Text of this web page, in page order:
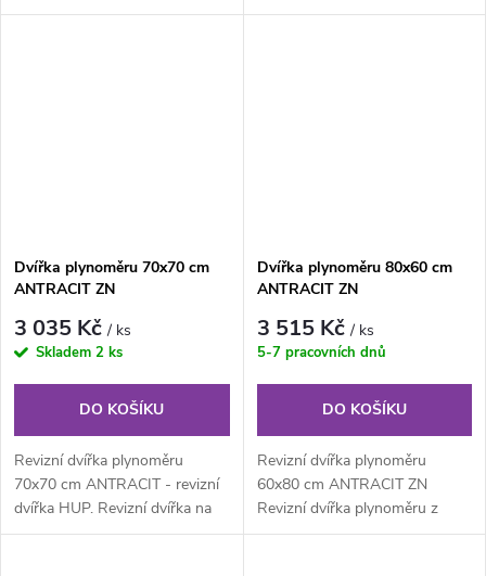
plyn z pozinkovaného
pozinkovaného plechu síla 1
Dvířka plynoměru 70x70 cm
ANTRACIT ZN
3 035 Kč/ ks
Skladem 2 ks
DO KOŠÍKU
Revizní dvířka plynoměru
70x70 cm ANTRACIT - revizní
dvířka HUP. Revizní dvířka na
plyn z pozinkovaného
Dvířka plynoměru 80x60 cm
ANTRACIT ZN
3 515 Kč/ ks
5-7 pracovních dnů
DO KOŠÍKU
Revizní dvířka plynoměru
60x80 cm ANTRACIT ZN
Revizní dvířka plynoměru z
pozinkovaného plechu síla 1